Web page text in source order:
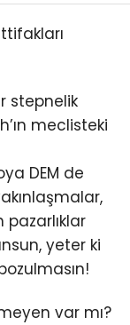
stepnelik
meclisteki
DEM de
pazarlıklar
yeter ki
var mı?